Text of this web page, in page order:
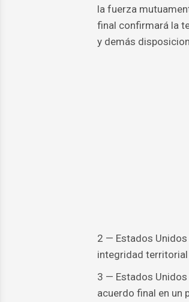
la fuerza
final confirmará la
y demás
2 — Estados
integridad
3 — Estados
acuerdo final en un